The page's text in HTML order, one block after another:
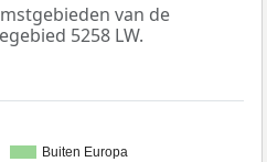
van de
5258 LW.
Buiten Europa